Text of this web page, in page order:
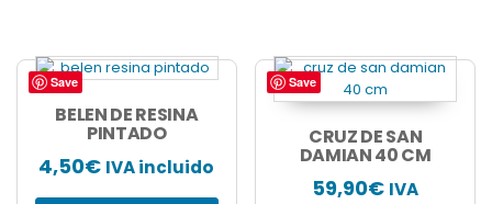
Save
BELEN DE RESINA
PINTADO
4,50€ IVA incluido
Save
CRUZ DE SAN
DAMIAN 40 CM
59,90€ IVA